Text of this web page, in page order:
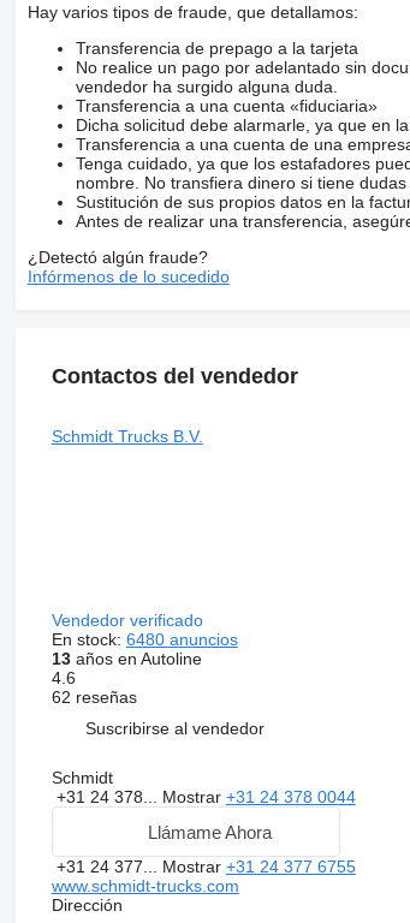
Hay varios tipos de fraude, que detallamos:
Transferencia de prepago a la tarjeta
No realice un pago por adelantado sin
vendedor ha surgido alguna duda.
Transferencia a una cuenta «fiduciaria»
Dicha solicitud debe alarmarle, ya que en
Transferencia a una cuenta de una
Tenga cuidado, ya que los estafadores
nombre. No transfiera dinero si tiene
Sustitución de sus propios datos en la
Antes de realizar una transferencia,
¿Detectó algún fraude?
Infórmenos de lo sucedido
Contactos del vendedor
Schmidt Trucks B.V.
Vendedor verificado
En stock: 6480 anuncios
13años en Autoline
4.6
62 reseñas
Suscribirse al vendedor
Schmidt
+31 24 378... Mostrar +31 24 378 0044
Llámame Ahora
+31 24 377... Mostrar +31 24 377 6755
www.schmidt-trucks.com
Dirección